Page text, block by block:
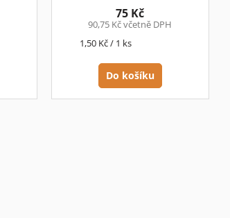
90,75 Kč včetně DPH
75 Kč
Měrná
1,50 Kč / 1 ks
Do košíku